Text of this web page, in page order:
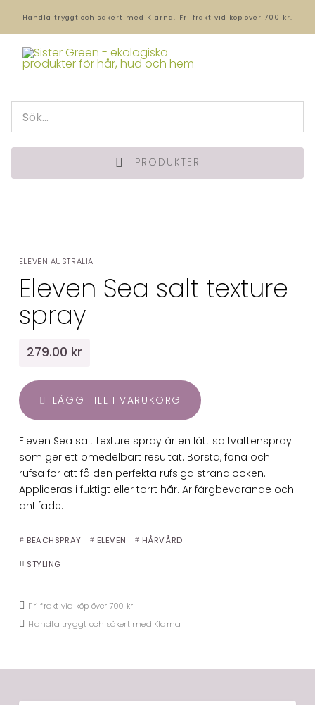
Handla tryggt och säkert med Klarna. Fri frakt vid köp över 700 kr.
PRODUKTER
ELEVEN AUSTRALIA
Eleven Sea salt texture
spray
279.00 kr
LÄGG TILL I VARUKORG
Eleven Sea salt texture spray är en lätt saltvattenspray
som ger ett omedelbart resultat. Borsta, föna och
rufsa för att få den perfekta rufsiga strandlooken.
Appliceras i fuktigt eller torrt hår. Är färgbevarande och
antifade.
BEACHSPRAY ELEVEN HÅRVÅRD
STYLING
Fri frakt vid köp över 700 kr
Handla tryggt och säkert med Klarna